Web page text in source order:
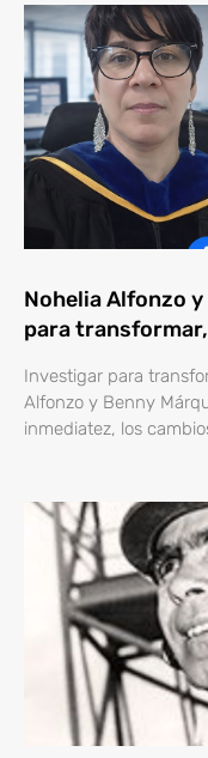
Nohelia Alfonzo
para
Investigar para
Alfonzo y Benny
inmediatez, los